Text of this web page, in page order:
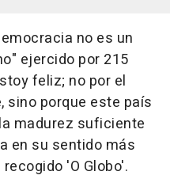
no es un
ejercido por 215
feliz; no por el
sino porque este país
madurez suficiente
en su sentido más
'O Globo'.